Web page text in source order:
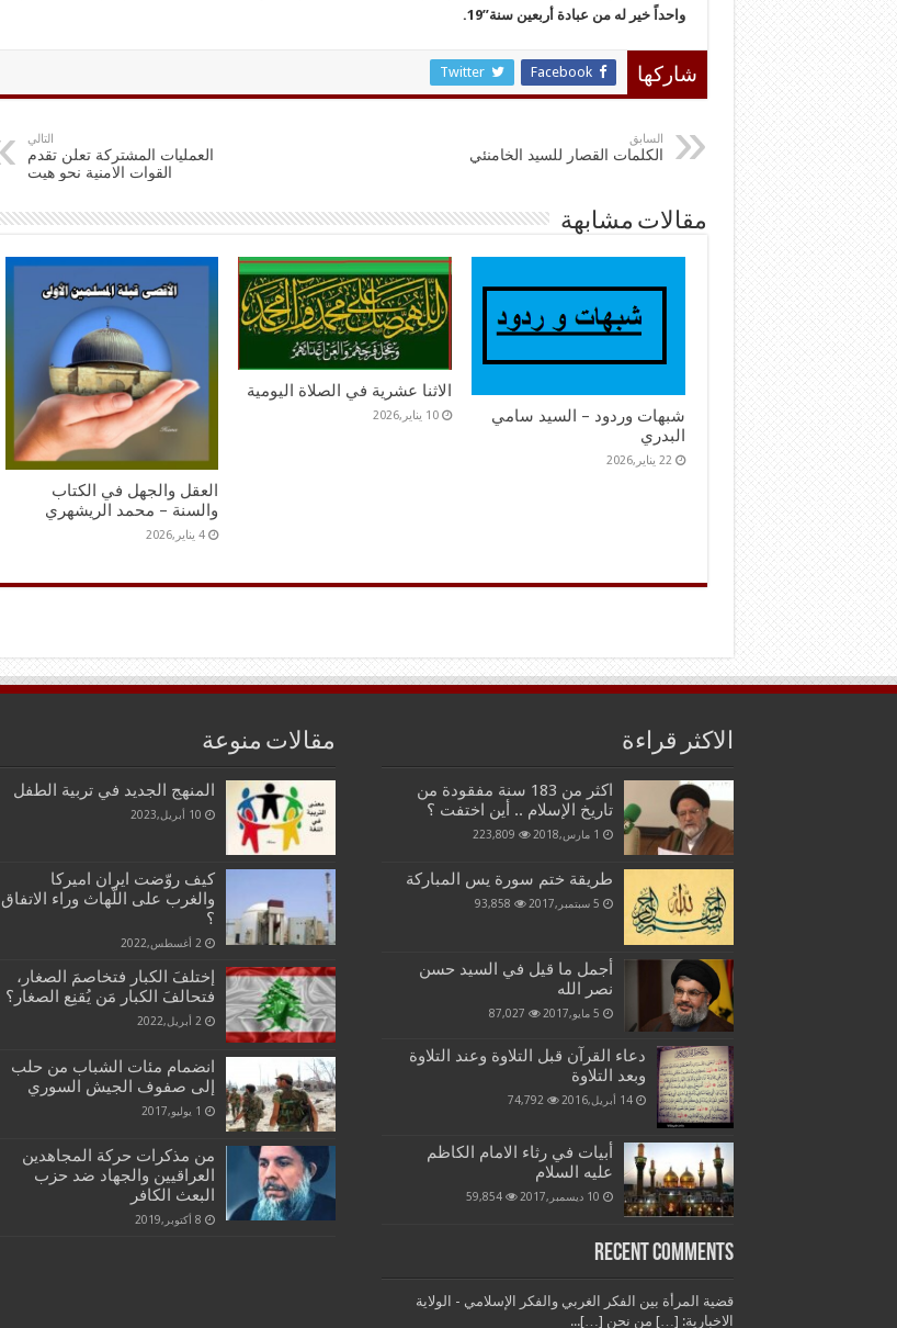
واحداً خير له من عبادة أربعين سنة”19.
شاركها Facebook
Twitter
السابق
الكلمات القصار للسيد الخامنئي
التالي
العمليات المشتركة تعلن تقدم
القوات الامنية نحو هيت
مقالات مشابهة
شبهات وردود – السيد سامي
البدري
22 يناير,2026
الاثنا عشرية في الصلاة اليومية
10 يناير,2026
العقل والجهل في الكتاب
والسنة – محمد الريشهري
4 يناير,2026
الاكثر قراءة
اكثر من 183 سنة مفقودة من
تاريخ الإسلام .. أين اختفت ؟
1 مارس,2018 223,809
طريقة ختم سورة يس المباركة
5 سبتمبر,2017 93,858
أجمل ما قيل في السيد حسن
نصر الله
5 مايو,2017 87,027
دعاء القرآن قبل التلاوة وعند التلاوة
وبعد التلاوة
14 أبريل,2016 74,792
أبيات في رثاء الامام الكاظم
عليه السلام
10 ديسمبر,2017 59,854
Recent Comments
قضية المرأة بين الفكر الغربي والفكر الإسلامي - الولاية
الاخبارية: […] من نحن […]...
مقالات منوعة
المنهج الجديد في تربية الطفل
10 أبريل,2023
كيف روّضت ايران اميركا
والغرب على اللّهاث وراء الاتفاق
؟
2 أغسطس,2022
إختلفَ الكبار فتخاصمَ الصغار،
فتحالفَ الكبار مَن يُقنِع الصغار؟
2 أبريل,2022
انضمام مئات الشباب من حلب
إلى صفوف الجيش السوري
1 يوليو,2017
من مذكرات حركة المجاهدين
العراقيين والجهاد ضد حزب
البعث الكافر
8 أكتوبر,2019